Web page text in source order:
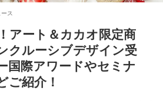
ス
アート＆カカオ限定商
クルーシブデザイン受
国際アワードやセミナ
ご紹介！